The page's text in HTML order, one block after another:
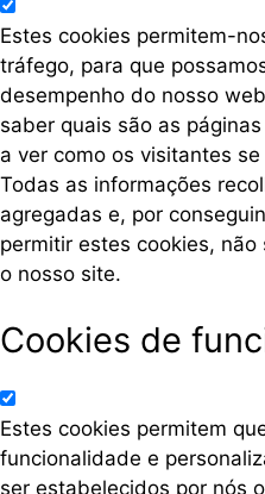
Estes cookies permitem-
tráfego, para que
desempenho do nosso
saber quais são as
a ver como os visitantes
Todas as informações
agregadas e, por
permitir estes cookies,
o nosso site.
Cookies de
Estes cookies permitem
funcionalidade e
ser estabelecidos por nós